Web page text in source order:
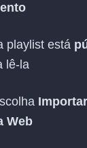
playlist está
lê-la
Web